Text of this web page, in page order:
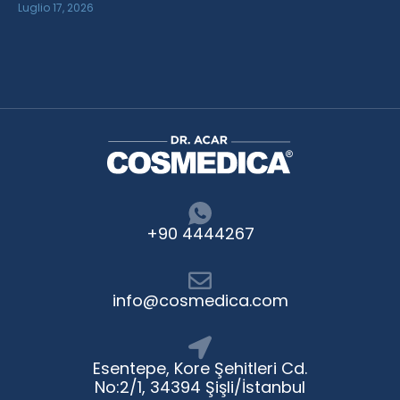
Luglio 17, 2026
+90 4444267
info@cosmedica.com
Esentepe, Kore Şehitleri Cd.
No:2/1, 34394 Şişli/İstanbul